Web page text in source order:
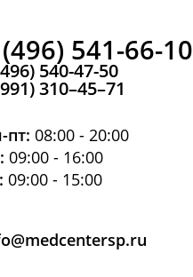
541-66-10
540-47-50
310–45–71
пт: 08:00 - 20:00
09:00 - 16:00
09:00 - 15:00